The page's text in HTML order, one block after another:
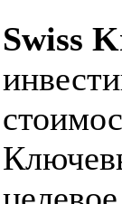
Swiss